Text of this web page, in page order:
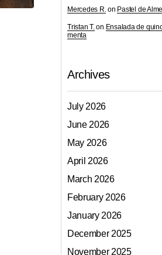
Mercedes R.on Pastel de
Tristan T.on Ensalada de
menta
Archives
July 2026
June 2026
May 2026
April 2026
March 2026
February 2026
January 2026
December 2025
November 2025